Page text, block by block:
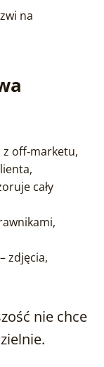
na
z off‑marketu,
cały
zdjęcia,
nie chce